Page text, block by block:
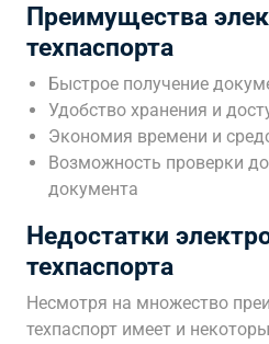
Преимущества
техпаспорта
Быстрое получение
Удобство хранения и
Экономия времени и
Возможность проверки
документа
Недостатки
техпаспорта
Несмотря на множество
техпаспорт имеет и